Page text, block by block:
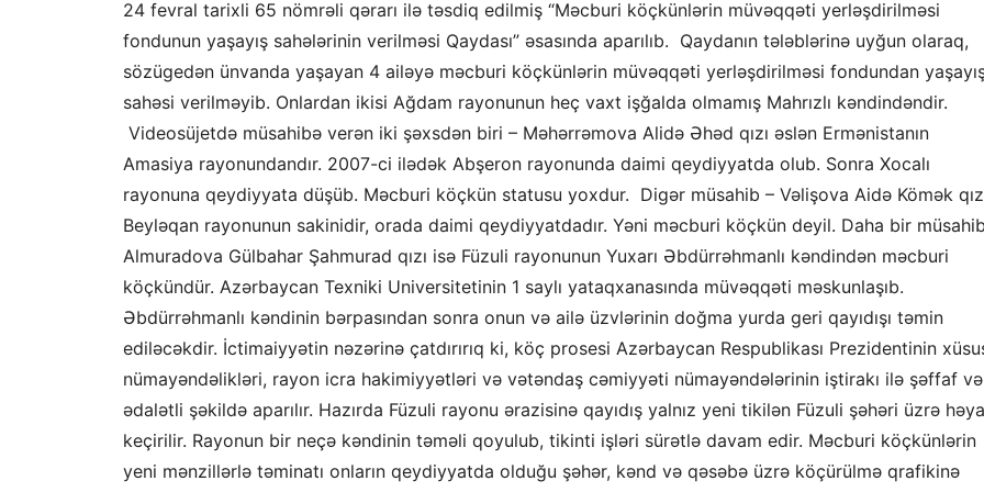
24 fevral tarixli 65 nömrəli qərarı ilə təsdiq edilmiş “Məcburi köçkünlərin müvəqqəti yerləşdirilməsi
fondunun yaşayış sahələrinin verilməsi Qaydası” əsasında aparılıb. Qaydanın tələblərinə uyğun olaraq,
sözügedən ünvanda yaşayan 4 ailəyə məcburi köçkünlərin müvəqqəti yerləşdirilməsi fondundan
sahəsi verilməyib. Onlardan ikisi Ağdam rayonunun heç vaxt işğalda olmamış Mahrızlı kəndindəndir.
Videosüjetdə müsahibə verən iki şəxsdən biri – Məhərrəmova Alidə Əhəd qızı əslən Ermənistanın
Amasiya rayonundandır. 2007-ci ilədək Abşeron rayonunda daimi qeydiyyatda olub. Sonra Xocalı
rayonuna qeydiyyata düşüb. Məcburi köçkün statusu yoxdur. Digər müsahib – Vəlişova Aidə Kömək
Beyləqan rayonunun sakinidir, orada daimi qeydiyyatdadır. Yəni məcburi köçkün deyil. Daha bir
Almuradova Gülbahar Şahmurad qızı isə Füzuli rayonunun Yuxarı Əbdürrəhmanlı kəndindən məcburi
köçkündür. Azərbaycan Texniki Universitetinin 1 saylı yataqxanasında müvəqqəti məskunlaşıb.
Əbdürrəhmanlı kəndinin bərpasından sonra onun və ailə üzvlərinin doğma yurda geri qayıdışı təmin
ediləcəkdir. İctimaiyyətin nəzərinə çatdırırıq ki, köç prosesi Azərbaycan Respublikası Prezidentinin
nümayəndəlikləri, rayon icra hakimiyyətləri və vətəndaş cəmiyyəti nümayəndələrinin iştirakı ilə şəffaf və
ədalətli şəkildə aparılır. Hazırda Füzuli rayonu ərazisinə qayıdış yalnız yeni tikilən Füzuli şəhəri üzrə
keçirilir. Rayonun bir neçə kəndinin təməli qoyulub, tikinti işləri sürətlə davam edir. Məcburi köçkünlərin
yeni mənzillərlə təminatı onların qeydiyyatda olduğu şəhər, kənd və qəsəbə üzrə köçürülmə qrafikinə